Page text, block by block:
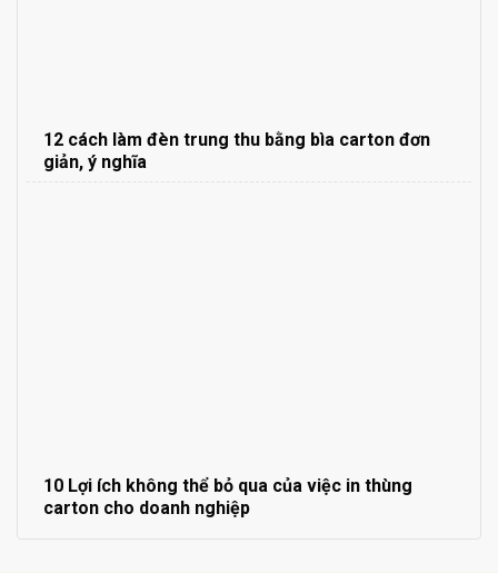
12 cách làm đèn trung thu bằng bìa carton đơn
giản, ý nghĩa
10 Lợi ích không thể bỏ qua của việc in thùng
carton cho doanh nghiệp